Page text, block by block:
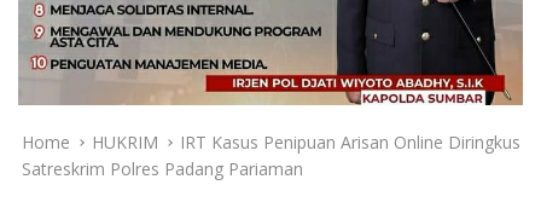
y
a
a
n
T
Home HUKRIM
IRT Kasus Penipuan Arisan Online Diringkus
Satreskrim Polres Padang Pariaman